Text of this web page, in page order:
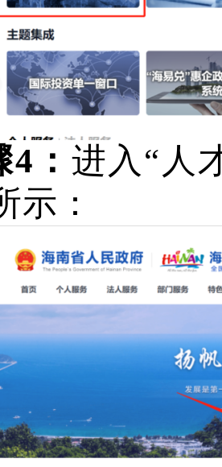
4： 进入 “人
示：